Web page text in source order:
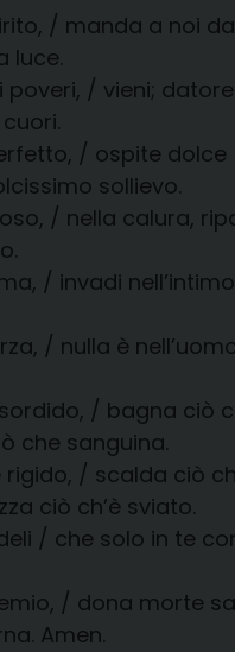
/ manda a noi
luce.
poveri, / vieni;
/ ospite dolce
sollievo.
/ nella calura,
/ invadi
/ nulla è
/ bagna ciò
che sanguina.
rigido, / scalda ciò
ciò ch’è sviato.
/ che solo in te
/ dona morte
Amen.